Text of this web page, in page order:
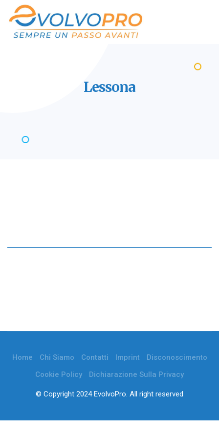
Lessona
Home Chi Siamo Contatti Imprint
Disconoscimento
Cookie Policy
Dichiarazione Sulla Privacy
© Copyright 2024 EvolvoPro. All right reserved